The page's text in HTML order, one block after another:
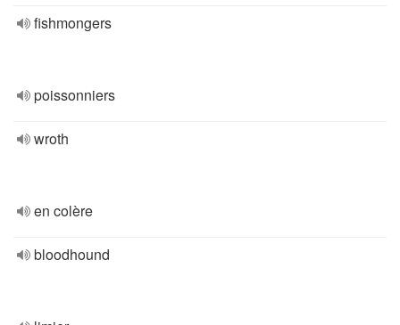
fishmongers
poissonniers
wroth
en colère
bloodhound